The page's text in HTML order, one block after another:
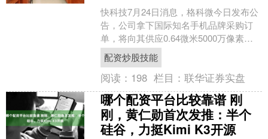
快科技7月24日消息，格科微今日发布公
告，公司拿下国际知名手机品牌采购订
单，将向其供应0.64微米5000万像素
CMOS图像传感器配资炒股技能，首批
订单金额约5....
配资炒股技能
阅读： 198 栏目：联华证券实盘
哪个配资平台比较靠谱 刚
刚，黄仁勋首次发推：半个
硅谷，力挺Kimi K3开源